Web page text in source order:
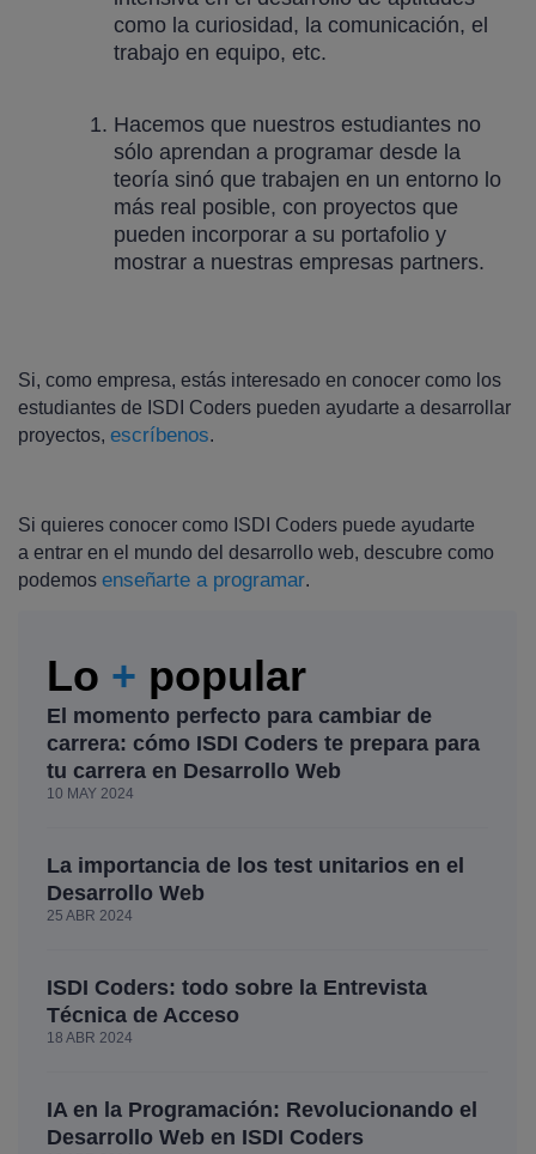
como la curiosidad, la comunicación, el
trabajo en equipo, etc.
Hacemos que nuestros estudiantes no
sólo aprendan a programar desde la
teoría sinó que trabajen en un entorno lo
más real posible, con proyectos que
pueden incorporar a su portafolio y
mostrar a nuestras empresas partners.
Si, como empresa, estás interesado en conocer como los
estudiantes de ISDI Coders pueden ayudarte a desarrollar
proyectos, escríbenos.
Si quieres conocer como ISDI Coders puede ayudarte
a entrar en el mundo del desarrollo web, descubre como
podemos enseñarte a programar.
Lo + popular
El momento perfecto para cambiar de
carrera: cómo ISDI Coders te prepara para
tu carrera en Desarrollo Web
10 MAY 2024
La importancia de los test unitarios en el
Desarrollo Web
25 ABR 2024
ISDI Coders: todo sobre la Entrevista
Técnica de Acceso
18 ABR 2024
IA en la Programación: Revolucionando el
Desarrollo Web en ISDI Coders